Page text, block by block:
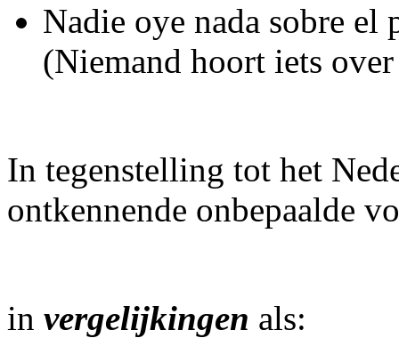
Nadie oye nada sobre el
(Niemand hoort iets
In tegenstelling tot het
ontkennende onbepaalde
in vergelijkingen als: